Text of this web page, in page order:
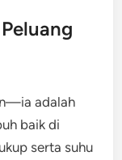
adalah
baik di
serta suhu